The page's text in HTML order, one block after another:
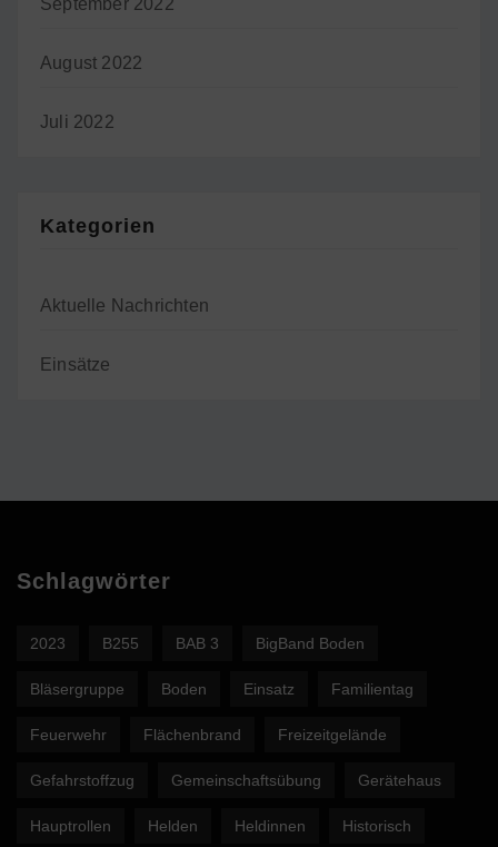
September 2022
August 2022
Juli 2022
Kategorien
Aktuelle Nachrichten
Einsätze
Schlagwörter
2023 B255 BAB 3 BigBand Boden
Bläsergruppe Boden Einsatz Familientag
Feuerwehr Flächenbrand Freizeitgelände
Gefahrstoffzug Gemeinschaftsübung Gerätehaus
Hauptrollen Helden Heldinnen Historisch